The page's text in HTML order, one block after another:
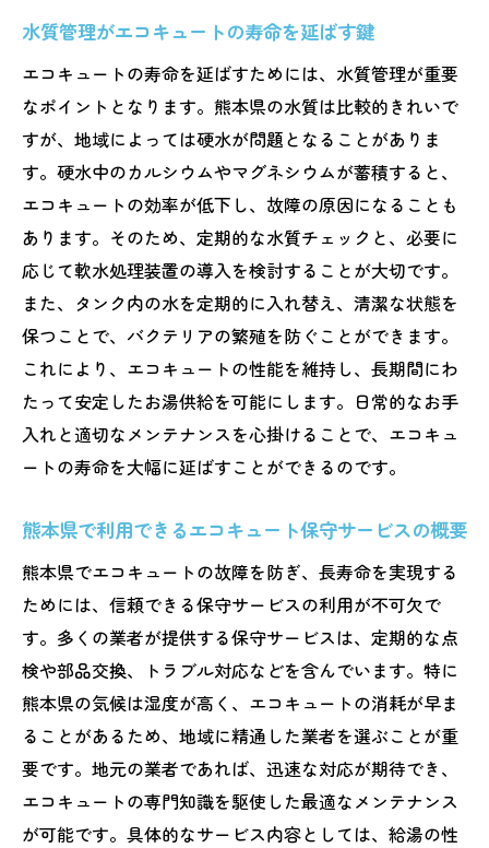
水質管理がエコキュートの寿命を延ばす鍵
エコキュートの寿命を延ばすためには、水質管理が重要
なポイントとなります。熊本県の水質は比較的きれいで
すが、地域によっては硬水が問題となることがありま
す。硬水中のカルシウムやマグネシウムが蓄積すると、
エコキュートの効率が低下し、故障の原因になることも
あります。そのため、定期的な水質チェックと、必要に
応じて軟水処理装置の導入を検討することが大切です。
また、タンク内の水を定期的に入れ替え、清潔な状態を
保つことで、バクテリアの繁殖を防ぐことができます。
これにより、エコキュートの性能を維持し、長期間にわ
たって安定したお湯供給を可能にします。日常的なお手
入れと適切なメンテナンスを心掛けることで、エコキュ
ートの寿命を大幅に延ばすことができるのです。
熊本県で利用できるエコキュート保守サービスの概要
熊本県でエコキュートの故障を防ぎ、長寿命を実現する
ためには、信頼できる保守サービスの利用が不可欠で
す。多くの業者が提供する保守サービスは、定期的な点
検や部品交換、トラブル対応などを含んでいます。特に
熊本県の気候は湿度が高く、エコキュートの消耗が早ま
ることがあるため、地域に精通した業者を選ぶことが重
要です。地元の業者であれば、迅速な対応が期待でき、
エコキュートの専門知識を駆使した最適なメンテナンス
が可能です。具体的なサービス内容としては、給湯の性